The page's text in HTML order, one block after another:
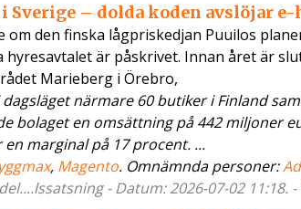
Sverige – dolda koden avslöjar
om den finska lågpriskedjan Puuilos
är påskrivet. Innan året är
Marieberg i Örebro,
närmare 60 butiker i Finland
bolaget en omsättning på 442 miljoner
marginal på 17 procent. ...
, Magento. Omnämnda personer:
- Datum: 2026-07-02 11:18. -